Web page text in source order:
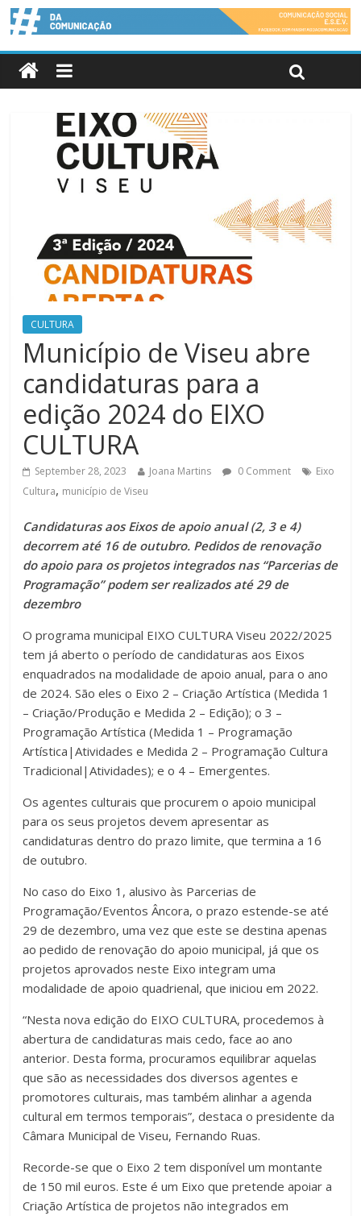
CULTURA
Município de Viseu abre
candidaturas para a
edição 2024 do EIXO
CULTURA
September 28, 2023 Joana Martins 0 Comment
Eixo
Cultura, município de Viseu
Candidaturas aos Eixos de apoio anual (2, 3 e 4)
decorrem até 16 de outubro. Pedidos de renovação
do apoio para os projetos integrados nas “Parcerias de
Programação” podem ser realizados até 29 de
dezembro
O programa municipal EIXO CULTURA Viseu 2022/2025
tem já aberto o período de candidaturas aos Eixos
enquadrados na modalidade de apoio anual, para o ano
de 2024. São eles o Eixo 2 – Criação Artística (Medida 1
– Criação/Produção e Medida 2 – Edição); o 3 –
Programação Artística (Medida 1 – Programação
Artística|Atividades e Medida 2 – Programação Cultura
Tradicional|Atividades); e o 4 – Emergentes.
Os agentes culturais que procurem o apoio municipal
para os seus projetos devem apresentar as
candidaturas dentro do prazo limite, que termina a 16
de outubro.
No caso do Eixo 1, alusivo às Parcerias de
Programação/Eventos Âncora, o prazo estende-se até
29 de dezembro, uma vez que este se destina apenas
ao pedido de renovação do apoio municipal, já que os
projetos aprovados neste Eixo integram uma
modalidade de apoio quadrienal, que iniciou em 2022.
“Nesta nova edição do EIXO CULTURA, procedemos à
abertura de candidaturas mais cedo, face ao ano
anterior. Desta forma, procuramos equilibrar aquelas
que são as necessidades dos diversos agentes e
promotores culturais, mas também alinhar a agenda
cultural em termos temporais”, destaca o presidente da
Câmara Municipal de Viseu, Fernando Ruas.
Recorde-se que o Eixo 2 tem disponível um montante
de 150 mil euros. Este é um Eixo que pretende apoiar a
Criação Artística de projetos não integrados em